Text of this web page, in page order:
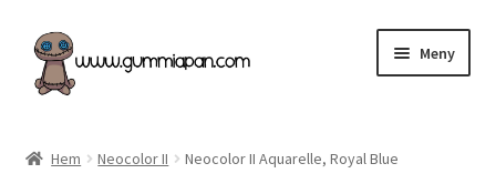
Hoppa
till
navigering
Hoppa
till
innehåll
Meny
Hem Neocolor II Neocolor II Aquarelle, Royal Blue